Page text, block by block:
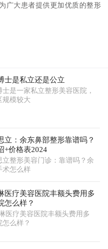
广大患者提供更加优质的整形
士是私立还是公立
士是一家私立整形美容医院，
规模较大
立：余东鼻部整形靠谱吗？
+价格表2024
立整形美容门诊：靠谱吗？余
术怎么样
医疗美容医院丰额头费用多
怎么样？
医疗美容医院丰额头费用多
怎么样？